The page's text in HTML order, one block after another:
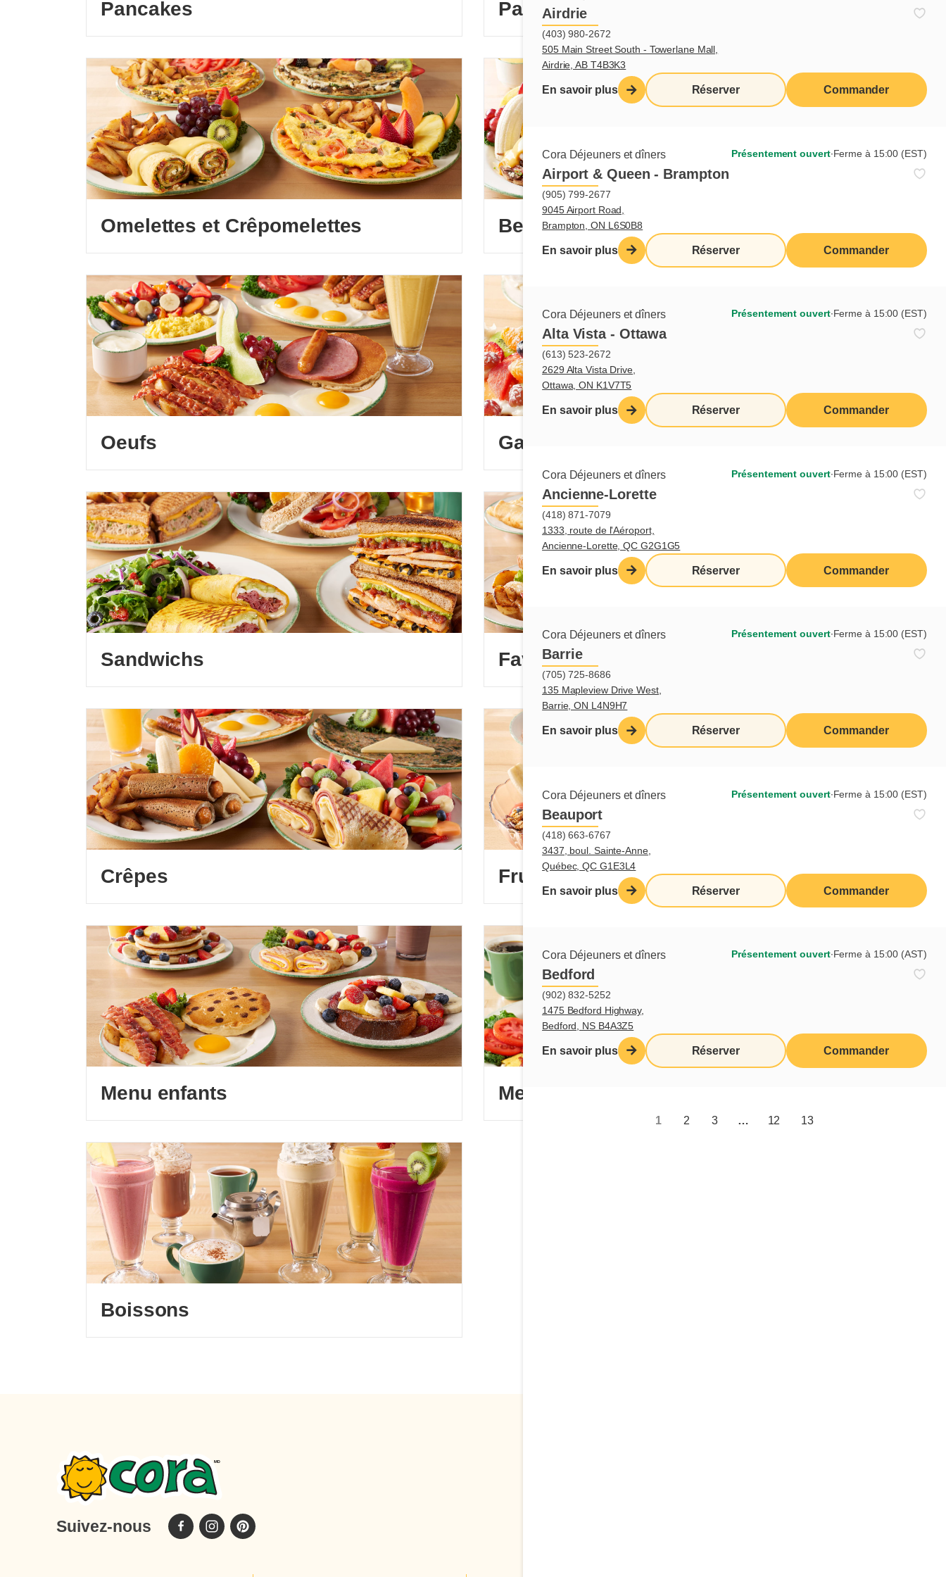
Airdrie
(403) 980-2672
505 Main Street South - Towerlane Mall,
Airdrie, AB T4B3K3
En savoir plus Réserver Commander
Cora Déjeuners et dîners Présentement ouvert∙Ferme à 15:00 (EST)
Airport & Queen - Brampton
(905) 799-2677
9045 Airport Road,
Brampton, ON L6S0B8
En savoir plus Réserver Commander
Cora Déjeuners et dîners Présentement ouvert∙Ferme à 15:00 (EST)
Alta Vista - Ottawa
(613) 523-2672
2629 Alta Vista Drive,
Ottawa, ON K1V7T5
En savoir plus Réserver Commander
Cora Déjeuners et dîners Présentement ouvert∙Ferme à 15:00 (EST)
Ancienne-Lorette
(418) 871-7079
1333, route de l'Aéroport,
Ancienne-Lorette, QC G2G1G5
En savoir plus Réserver Commander
Cora Déjeuners et dîners Présentement ouvert∙Ferme à 15:00 (EST)
Barrie
(705) 725-8686
135 Mapleview Drive West,
Barrie, ON L4N9H7
En savoir plus Réserver Commander
Cora Déjeuners et dîners Présentement ouvert∙Ferme à 15:00 (EST)
Beauport
(418) 663-6767
3437, boul. Sainte-Anne,
Québec, QC G1E3L4
En savoir plus Réserver Commander
Cora Déjeuners et dîners Présentement ouvert∙Ferme à 15:00 (AST)
Bedford
(902) 832-5252
1475 Bedford Highway,
Bedford, NS B4A3Z5
En savoir plus Réserver Commander
1 2 3 … 12 13
Pancakes Pain doré
Omelettes et Crêpomelettes Ben et Dictine
Oeufs Gaufres
Sandwichs Favoris des ados
Crêpes Fruits frais
Menu enfants Menu lève-tôt
Boissons
Suivez-nous